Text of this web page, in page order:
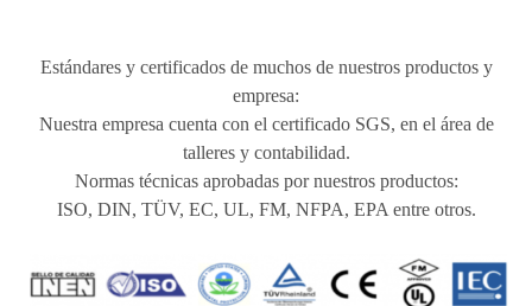
Estándares y certificados de muchos de nuestros productos y
empresa:
Nuestra empresa cuenta con el certificado SGS, en el área de
talleres y contabilidad.
Normas técnicas aprobadas por nuestros productos:
ISO, DIN, TÜV, EC, UL, FM, NFPA, EPA entre otros.